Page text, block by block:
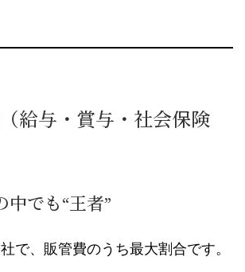
給与・賞与・社会保険
でも“王者”
で、販管費のうち最大割合です。